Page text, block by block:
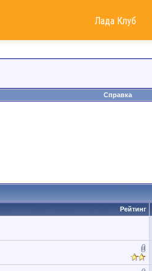
Лада Клуб
Справка
Рейтинг